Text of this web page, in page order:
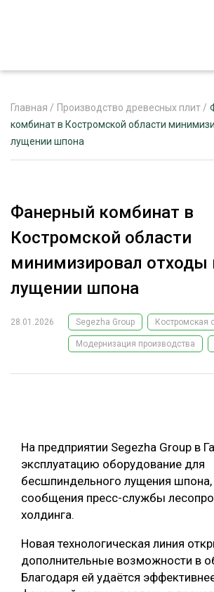
ЖУРНАЛ «ЛЕСНОЙ КОМПЛЕКС»
РЕКЛАМОДАТЕЛЯМ
ЛЕСНОЕ ХОЗЯЙСТВО
ОБРАБОТКА ДРЕВЕСИНЫ
ПРОИЗВОДСТВО ДРЕВЕСНЫХ ПЛИТ
ЦБП
ЛЕСОПИЛЕНИЕ
ДЕРЕВЯННОЕ ДОМОСТРОЕНИЕ
ПОДБОРКИ СТАТЕЙ
ЭКСПЕРТНОЕ МНЕНИЕ
Главная / Производство древесных плит /
комбинат в Костромской области
лущении шпона
Фанерный комбинат в
Костромской области
минимизировал отходы
лущении шпона
28.01.2026 Segezha Group Костромская
Модернизация производства
На предприятии Segezha Group в
эксплуатацию оборудование для
бесшпиндельного лущения шпона,
сообщения пресс-службы
холдинга.
Новая технологическая линия
дополнительные возможности в
Благодаря ей удаётся